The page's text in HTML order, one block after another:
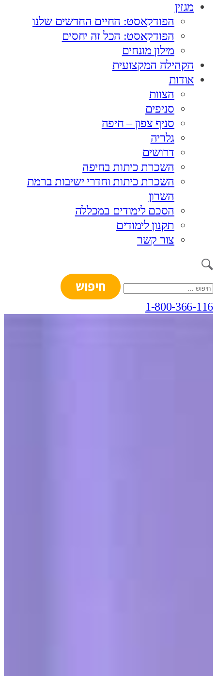
מגזין
הפודקאסט: החיים החדשים שלנו
הפודקאסט: הכל זה יחסים
מילון מונחים
הקהילה המקצועית
אודות
הצוות
סניפים
סניף צפון – חיפה
גלריה
דרושים
השכרת כיתות בחיפה
השכרת כיתות וחדרי ישיבות ברמת
השרון
הסכם לימודים במכללה
תקנון לימודים
צור קשר
חיפוש:
1-800-366-116